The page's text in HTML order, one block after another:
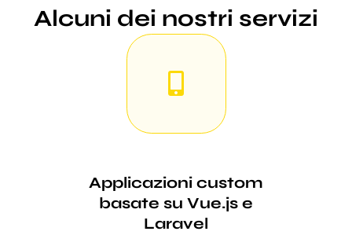
Alcuni dei nostri servizi
Applicazioni custom
basate su Vue.js e
Laravel